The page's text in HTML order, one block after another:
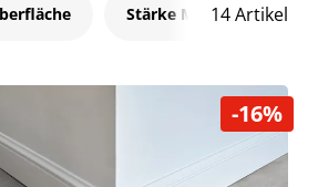
Stärke MM Marke
14 Artikel
-16%